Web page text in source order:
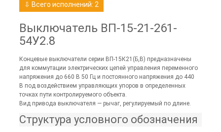
⇩ Всего исполнений: 2
Выключатель ВП-15-21-261-
54У2.8
Концевые выключатели серии ВП-15К21(Б,В) предназначены
для коммутации электрических цепей управления переменного
напряжения до 660 В 50 Гц и постоянного напряжения до 440
В под воздействием управляющих упоров в определенных
точках пути контролируемого объекта.
Вид привода выключателя — рычаг, регулируемый по длине.
Структура условного обозначения